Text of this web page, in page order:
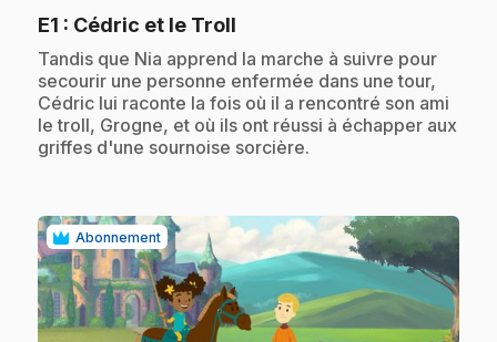
E1 : Cédric et le Troll
.Tandis que Nia apprend la marche à suivre pour
secourir une personne enfermée dans une tour,
Cédric lui raconte la fois où il a rencontré son ami
le troll, Grogne, et où ils ont réussi à échapper aux
griffes d'une sournoise sorcière.
Abonnement